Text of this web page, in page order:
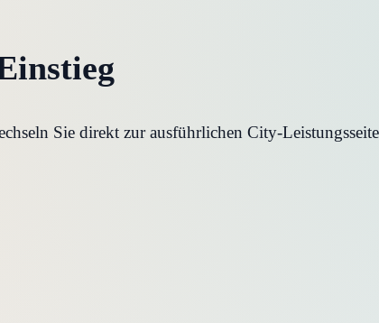
Sie direkt zur ausführlichen City-